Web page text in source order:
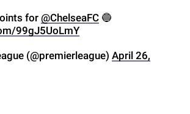
for @ChelseaFC 🔵
99gJ5UoLmY
(@premierleague) April 26,